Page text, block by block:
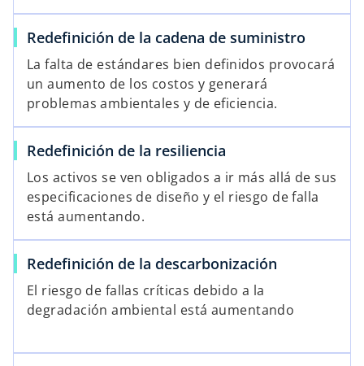
Redefinición de la cadena de suministro
La falta de estándares bien definidos provocará
un aumento de los costos y generará
problemas ambientales y de eficiencia.
Redefinición de la resiliencia
Los activos se ven obligados a ir más allá de sus
especificaciones de diseño y el riesgo de falla
está aumentando.
Redefinición de la descarbonización
El riesgo de fallas críticas debido a la
degradación ambiental está aumentando